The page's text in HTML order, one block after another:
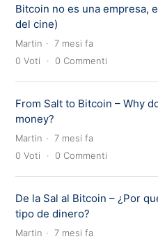
Bitcoin no es una empresa,
del cine)
Martin
7 mesi fa
0 Voti 0 Commenti
From Salt to Bitcoin – Why
money?
Martin
7 mesi fa
0 Voti 0 Commenti
De la Sal al Bitcoin – ¿Por
tipo de dinero?
Martin
7 mesi fa